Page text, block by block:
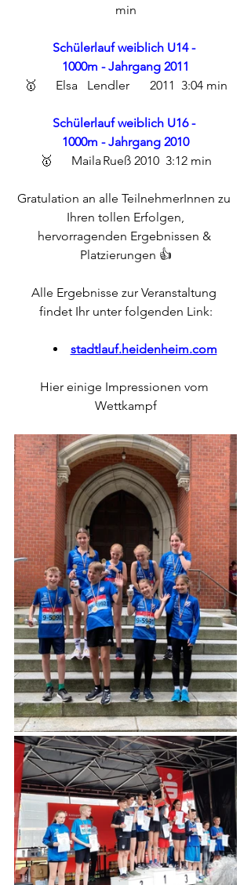
min
Schülerlauf weiblich U14 -
1000m - Jahrgang 2011
🥇	Elsa	Lendler	2011	3:04 min
Schülerlauf weiblich U16 -
1000m - Jahrgang 2010
🥇	Maila	Rueß	2010	3:12 min
Gratulation an alle TeilnehmerInnen zu
Ihren tollen Erfolgen,
hervorragenden Ergebnissen &
Platzierungen 👍
Alle Ergebnisse zur Veranstaltung
findet Ihr unter folgenden Link:
stadtlauf.heidenheim.com
Hier einige Impressionen vom
Wettkampf